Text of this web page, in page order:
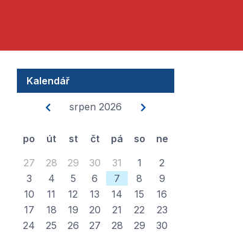
Kalendář
srpen 2026
po út st čt pá so
ne
27
28 29 30 31 1
2
3
4 5 6 7 8
9
10
11 12 13 14 15
16
17
18 19 20 21 22
23
24
25 26 27 28 29
30